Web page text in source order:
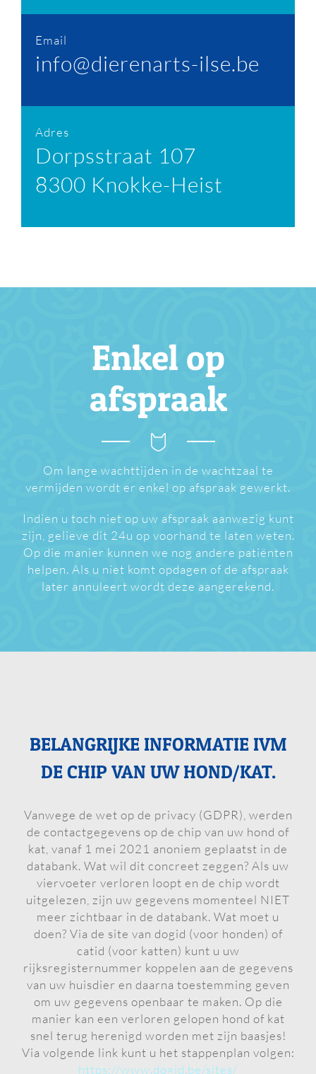
Email
info@dierenarts-ilse.be
Adres
Dorpsstraat 107
8300 Knokke-Heist
Enkel op
afspraak
Om lange wachttijden in de wachtzaal te
vermijden wordt er enkel op afspraak gewerkt.
Indien u toch niet op uw afspraak aanwezig kunt
zijn, gelieve dit 24u op voorhand te laten weten.
Op die manier kunnen we nog andere patiënten
helpen. Als u niet komt opdagen of de afspraak
later annuleert wordt deze aangerekend.
BELANGRIJKE INFORMATIE IVM
DE CHIP VAN UW HOND/KAT.
Vanwege de wet op de privacy (GDPR), werden
de contactgegevens op de chip van uw hond of
kat, vanaf 1 mei 2021 anoniem geplaatst in de
databank. Wat wil dit concreet zeggen? Als uw
viervoeter verloren loopt en de chip wordt
uitgelezen, zijn uw gegevens momenteel NIET
meer zichtbaar in de databank. Wat moet u
doen? Via de site van dogid (voor honden) of
catid (voor katten) kunt u uw
rijksregisternummer koppelen aan de gegevens
van uw huisdier en daarna toestemming geven
om uw gegevens openbaar te maken. Op die
manier kan een verloren gelopen hond of kat
snel terug herenigd worden met zijn baasjes!
Via volgende link kunt u het stappenplan volgen:
https://www.dogid.be/sites/